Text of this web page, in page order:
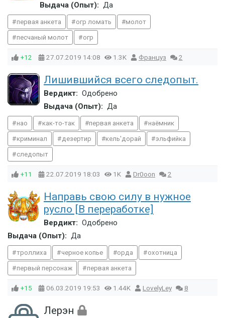
Выдача (Опыт): Да
первая анкета огр ломать молот
песчаный молот огр
+12 27.07.2019 14:08 1.3K Француз 2
Лишившийся всего следопыт.
Вердикт: Одобрено
Выдача (Опыт): Да
нао как-то-так первая анкета наёмник
криминал дезертир кель'дорай эльфийка
следопыт
+11 22.07.2019 18:03 1K Dr0oon 2
Направь свою силу в нужное
русло [В переработке]
Вердикт: Одобрено
Выдача (Опыт): Да
троллиха черное копье орда охотница
первый персонаж первая анкета
+15 06.03.2019 19:53 1.44K LovelyLey 8
Лерэн